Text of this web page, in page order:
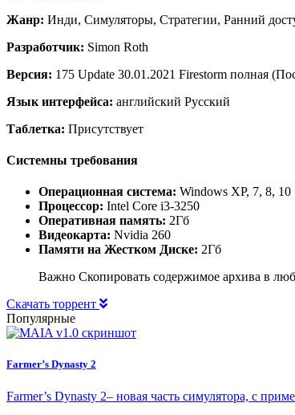
Жанр: Инди, Симуляторы, Стратегии, Ранний
Разработчик: Simon Roth
Версия: 175 Update 30.01.2021 Firestorm полная
Язык интерфейса: английский Русский
Таблетка: Присутствует
Системны требования
Операционная система: Windows XP, 7, 8, 10
Процессор: Intel Core i3-3250
Оперативная память: 2Гб
Видеокарта: Nvidia 260
Памяти на Жестком Диске: 2Гб
Важно Скопировать содержимое архива в
Скачать торрент
Популярные
Farmer’s Dynasty 2
Farmer’s Dynasty 2– новая часть симулятора, с